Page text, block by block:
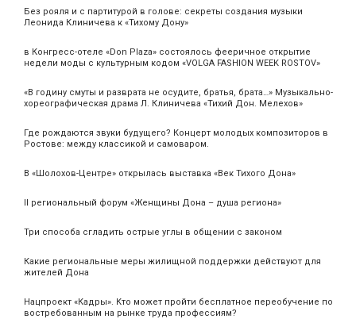
Без рояля и с партитурой в голове: секреты создания музыки
Леонида Клиничева к «Тихому Дону»
в Конгресс-отеле «Don Plaza» состоялось фееричное открытие
недели моды с культурным кодом «VOLGA FASHION WEEK ROSTOV»
«В годину смуты и разврата не осудите, братья, брата…» Музыкально-
хореографическая драма Л. Клиничева «Тихий Дон. Мелехов»
Где рождаются звуки будущего? Концерт молодых композиторов в
Ростове: между классикой и самоваром.
В «Шолохов-Центре» открылась выставка «Век Тихого Дона»
II региональный форум «Женщины Дона – душа региона»
Три способа сгладить острые углы в общении с законом
Какие региональные меры жилищной поддержки действуют для
жителей Дона
Нацпроект «Кадры». Кто может пройти бесплатное переобучение по
востребованным на рынке труда профессиям?